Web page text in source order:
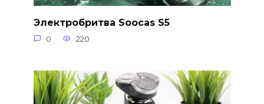
Электробритва Soocas S5
0 220